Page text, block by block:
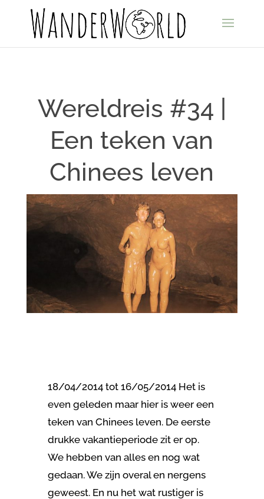
Wereldreis #34 |
Een teken van
Chinees leven
18/04/2014 tot 16/05/2014 Het is
even geleden maar hier is weer een
teken van Chinees leven. De eerste
drukke vakantieperiode zit er op.
We hebben van alles en nog wat
gedaan. We zijn overal en nergens
geweest. En nu het wat rustiger is